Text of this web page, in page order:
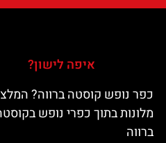
איפה לישון?
כפר נופש קוסטה ברווה?
מלונות בתוך כפרי נופש
ברווה